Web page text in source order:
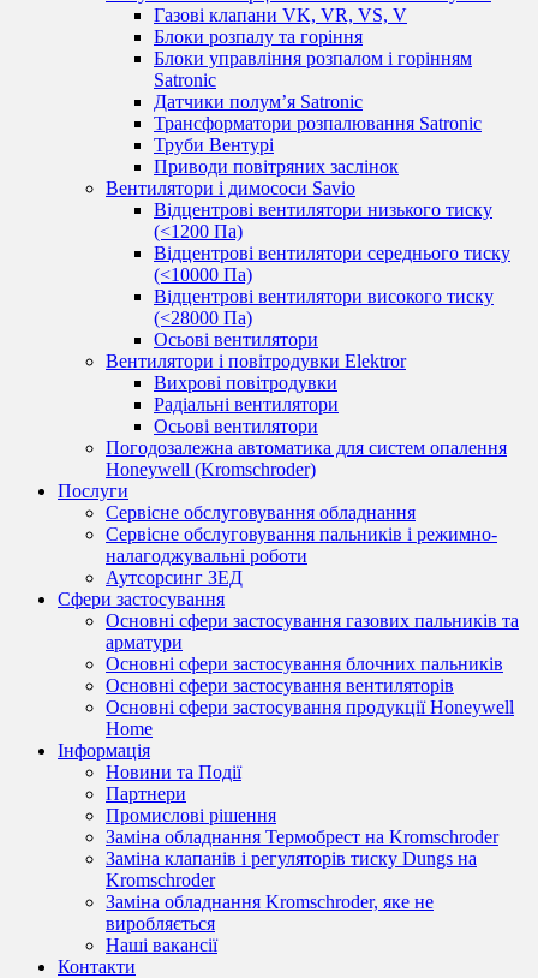
Газові клапани VK, VR, VS, V
Блоки розпалу та горіння
Блоки управління розпалом і горінням
Satronic
Датчики полум’я Satronic
Трансформатори розпалювання Satronic
Труби Вентурі
Приводи повітряних заслінок
Вентилятори і димососи Savio
Відцентрові вентилятори низького тиску
(<1200 Па)
Відцентрові вентилятори середнього тиску
(<10000 Па)
Відцентрові вентилятори високого тиску
(<28000 Па)
Осьові вентилятори
Вентилятори і повітродувки Elektror
Вихрові повітродувки
Радіальні вентилятори
Осьові вентилятори
Погодозалежна автоматика для систем опалення
Honeywell (Kromschroder)
Послуги
Сервісне обслуговування обладнання
Сервісне обслуговування пальників і режимно-
налагоджувальні роботи
Аутсорсинг ЗЕД
Сфери застосування
Основні сфери застосування газових пальників та
арматури
Основні сфери застосування блочних пальників
Основні сфери застосування вентиляторів
Основні сфери застосування продукції Honeywell
Home
Інформація
Новини та Події
Партнери
Промислові рішення
Заміна обладнання Термобрест на Kromschroder
Заміна клапанів і регуляторів тиску Dungs на
Kromschroder
Заміна обладнання Kromschroder, яке не
виробляється
Наші вакансії
Контакти